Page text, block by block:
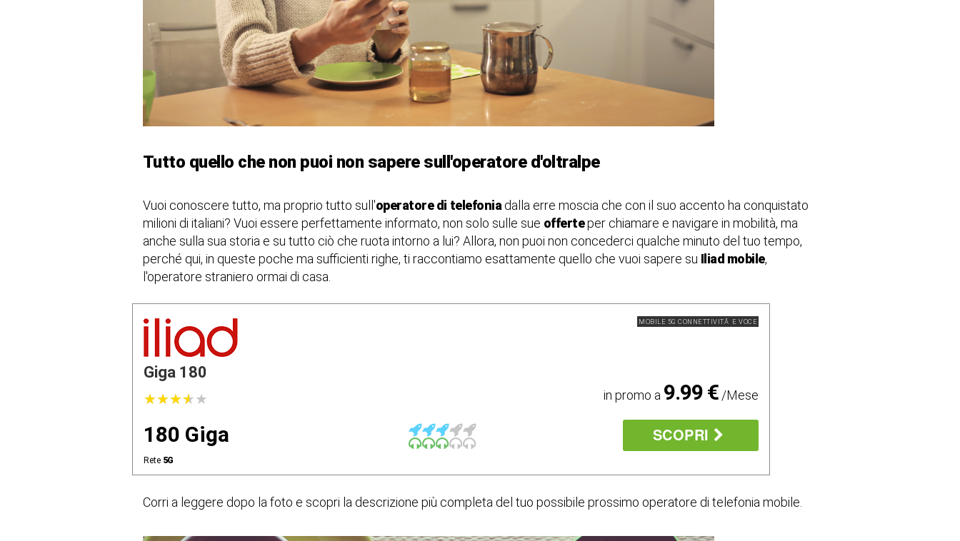
Tutto quello che non puoi non sapere sull'operatore d'oltralpe
Vuoi conoscere tutto, ma proprio tutto sull'operatore di telefonia dalla erre moscia che con il suo accento ha conquistato
milioni di italiani? Vuoi essere perfettamente informato, non solo sulle sue offerteper chiamare e navigare in mobilità, ma
anche sulla sua storia e su tutto ciò che ruota intorno a lui? Allora, non puoi non concederci qualche minuto del tuo tempo,
perché qui, in queste poche ma sufficienti righe, ti raccontiamo esattamente quello che vuoi sapere su Iliad mobile,
l'operatore straniero ormai di casa.
MOBILE 5G CONNETTIVITÃ E VOCE
Giga 180
★★★★★
★★★★★ in promo a 9.99 € /Mese
180 Giga
Rete 5G
SCOPRI
Corri a leggere dopo la foto e scopri la descrizione più completa del tuo possibile prossimo operatore di telefonia mobile.